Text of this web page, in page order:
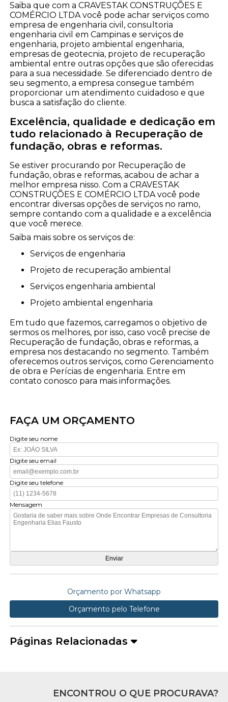
Saiba que com a CRAVESTAK CONSTRUÇÕES E
COMÉRCIO LTDA você pode achar serviços como
empresa de engenharia civil, consultoria
engenharia civil em Campinas e serviços de
engenharia, projeto ambiental engenharia,
empresas de geotecnia, projeto de recuperação
ambiental entre outras opções que são oferecidas
para a sua necessidade. Se diferenciado dentro de
seu segmento, a empresa consegue também
proporcionar um atendimento cuidadoso e que
busca a satisfação do cliente.
Excelência, qualidade e dedicação em
tudo relacionado à Recuperação de
fundação, obras e reformas.
Se estiver procurando por Recuperação de
fundação, obras e reformas, acabou de achar a
melhor empresa nisso. Com a CRAVESTAK
CONSTRUÇÕES E COMÉRCIO LTDA você pode
encontrar diversas opções de serviços no ramo,
sempre contando com a qualidade e a excelência
que você merece.
Saiba mais sobre os serviços de:
serviços de engenharia
projeto de recuperação ambiental
serviços engenharia ambiental
projeto ambiental engenharia
Em tudo que fazemos, carregamos o objetivo de
sermos os melhores, por isso, caso você precise de
Recuperação de fundação, obras e reformas, a
empresa nos destacando no segmento. Também
oferecemos outros serviços, como Gerenciamento
de obra e Perícias de engenharia. Entre em
contato conosco para mais informações.
FAÇA UM ORÇAMENTO
Digite seu nome
Digite seu email
Digite seu telefone
Mensagem
Orçamento por Whatsapp
Orçamento pelo Telefone
Páginas Relacionadas
ENCONTROU O QUE PROCURAVA?